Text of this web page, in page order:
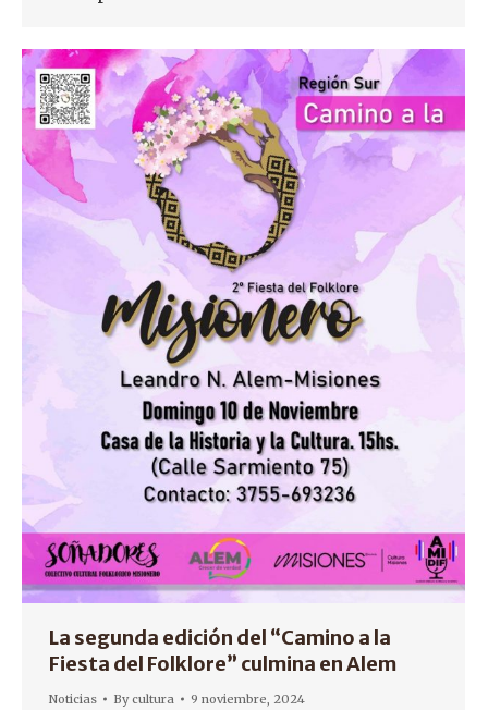
La segunda edición del “Camino a la
Fiesta del Folklore” culmina en Alem
Noticias Bycultura 9 noviembre, 2024